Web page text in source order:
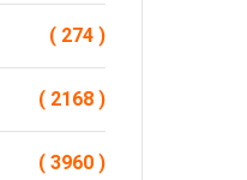
( 274 )
( 2168 )
( 3960 )